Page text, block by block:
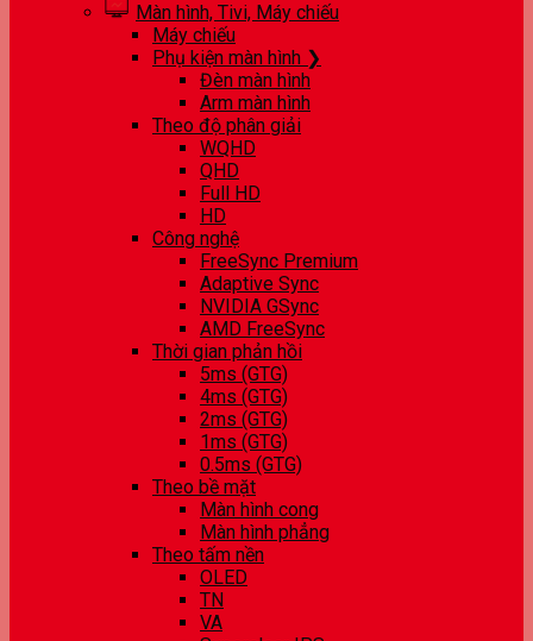
Màn hình, Tivi, Máy chiếu
Máy chiếu
Phụ kiện màn hình ❯
Đèn màn hình
Arm màn hình
Theo độ phân giải
WQHD
QHD
Full HD
HD
Công nghệ
FreeSync Premium
Adaptive Sync
NVIDIA GSync
AMD FreeSync
Thời gian phản hồi
5ms (GTG)
4ms (GTG)
2ms (GTG)
1ms (GTG)
0.5ms (GTG)
Theo bề mặt
Màn hình cong
Màn hình phẳng
Theo tấm nền
OLED
TN
VA